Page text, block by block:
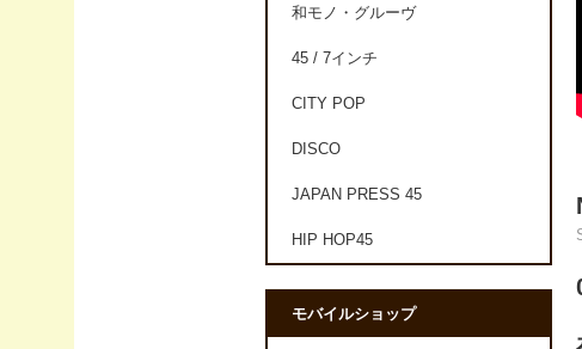
和モノ・グルーヴ
45 / 7インチ
CITY POP
DISCO
JAPAN PRESS 45
HIP HOP45
モバイルショップ